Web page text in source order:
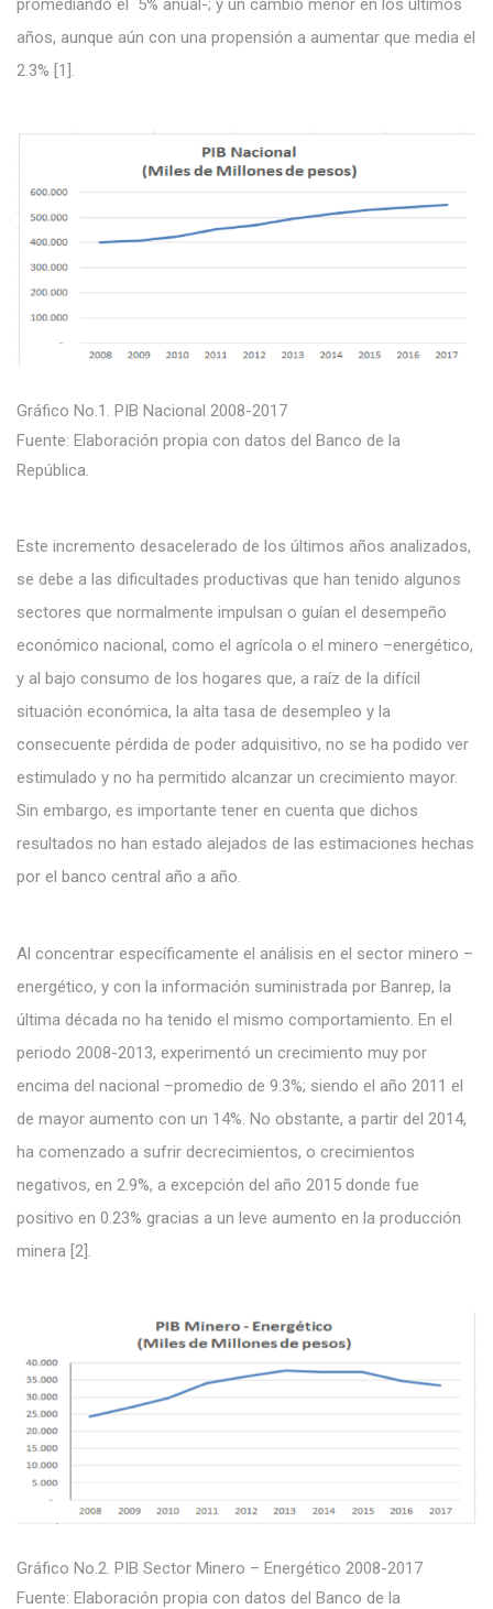
promediando el 5% anual-; y un cambio menor en los últimos
años, aunque aún con una propensión a aumentar que media el
2.3% [1].
Gráfico No.1. PIB Nacional 2008-2017
Fuente: Elaboración propia con datos del Banco de la
República.
Este incremento desacelerado de los últimos años analizados,
se debe a las dificultades productivas que han tenido algunos
sectores que normalmente impulsan o guían el desempeño
económico nacional, como el agrícola o el minero –energético,
y al bajo consumo de los hogares que, a raíz de la difícil
situación económica, la alta tasa de desempleo y la
consecuente pérdida de poder adquisitivo, no se ha podido ver
estimulado y no ha permitido alcanzar un crecimiento mayor.
Sin embargo, es importante tener en cuenta que dichos
resultados no han estado alejados de las estimaciones hechas
por el banco central año a año.
Al concentrar específicamente el análisis en el sector minero –
energético, y con la información suministrada por Banrep, la
última década no ha tenido el mismo comportamiento. En el
periodo 2008-2013, experimentó un crecimiento muy por
encima del nacional –promedio de 9.3%; siendo el año 2011 el
de mayor aumento con un 14%. No obstante, a partir del 2014,
ha comenzado a sufrir decrecimientos, o crecimientos
negativos, en 2.9%, a excepción del año 2015 donde fue
positivo en 0.23% gracias a un leve aumento en la producción
minera [2].
Gráfico No.2. PIB Sector Minero – Energético 2008-2017
Fuente: Elaboración propia con datos del Banco de la